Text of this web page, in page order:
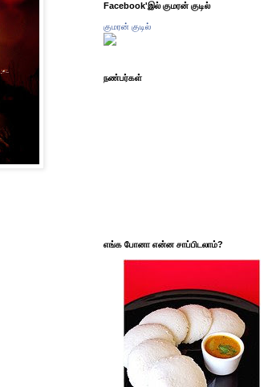
Facebook'இல் குமரன் குடில்
குமரன் குடில்
நண்பர்கள்
எங்க போனா என்ன சாப்பிடலாம்?